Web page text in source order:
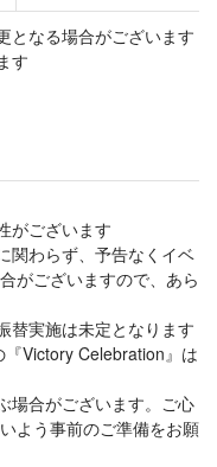
となる場合がございます
す
がございます
関わらず、予告なくイベ
がございますので、あら
替実施は未定となります
Victory Celebration』は
場合がございます。ご心
よう事前のご準備をお願